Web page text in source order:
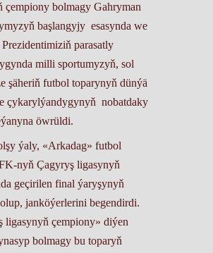
çempiony bolmagy Gahryman
başlangyjy esasynda we
parasatly
milli sportumyzyň, sol
şäheriň futbol toparynyň dünýä
çykarylýandygynyň nobatdaky
öwrüldi.
ýaly, «Arkadag» futbol
nyň Çagyryş ligasynyň
geçirilen final ýaryşynyň
janköýerlerini begendirdi.
ligasynyň çempiony» diýen
bolmagy bu toparyň